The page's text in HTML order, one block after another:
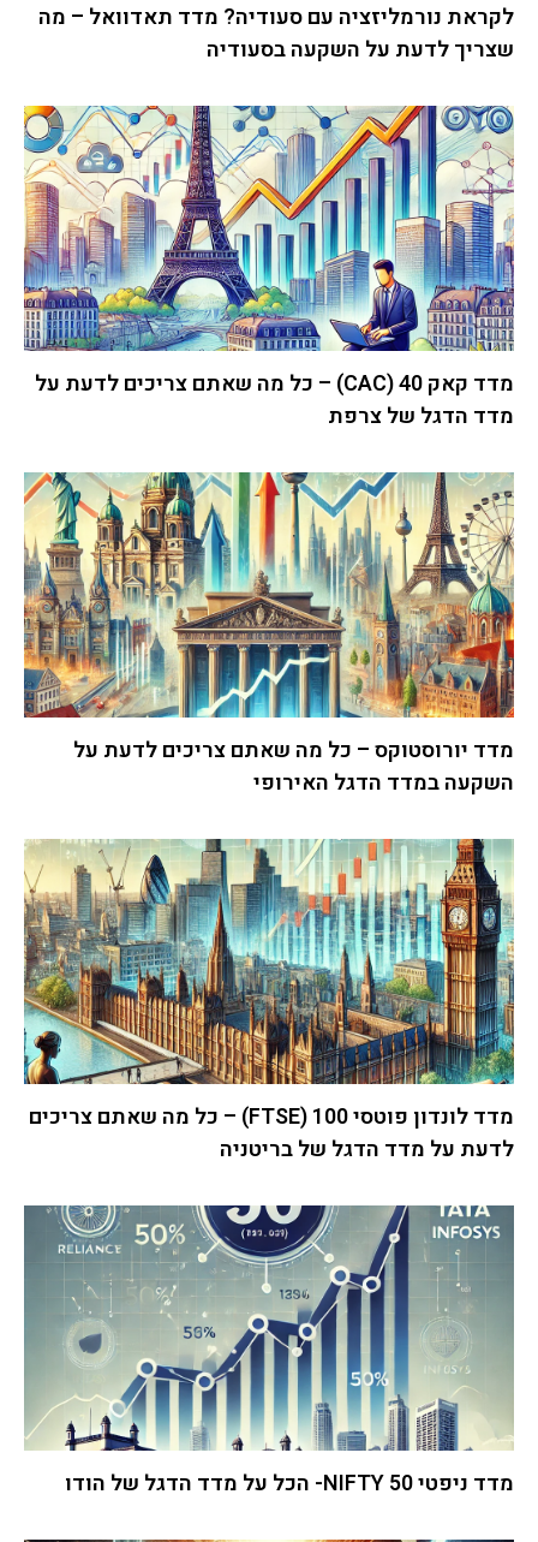
לקראת נורמליזציה עם סעודיה? מדד תאדוואל – מה
שצריך לדעת על השקעה בסעודיה
מדד קאק 40 (CAC) – כל מה שאתם צריכים לדעת על
מדד הדגל של צרפת
מדד יורוסטוקס – כל מה שאתם צריכים לדעת על
השקעה במדד הדגל האירופי
מדד לונדון פוטסי 100 (FTSE) – כל מה שאתם צריכים
לדעת על מדד הדגל של בריטניה
מדד ניפטי 50 NIFTY- הכל על מדד הדגל של הודו